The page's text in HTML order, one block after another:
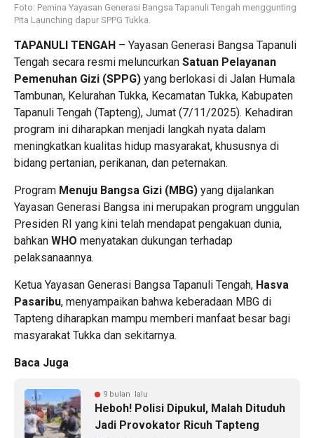
Foto: Pemina Yayasan Generasi Bangsa Tapanuli Tengah menggunting
Pita Launching dapur SPPG Tukka.
TAPANULI TENGAH – Yayasan Generasi Bangsa Tapanuli
Tengah secara resmi meluncurkan Satuan Pelayanan
Pemenuhan Gizi (SPPG) yang berlokasi di Jalan Humala
Tambunan, Kelurahan Tukka, Kecamatan Tukka, Kabupaten
Tapanuli Tengah (Tapteng), Jumat (7/11/2025). Kehadiran
program ini diharapkan menjadi langkah nyata dalam
meningkatkan kualitas hidup masyarakat, khususnya di
bidang pertanian, perikanan, dan peternakan.
Program Menuju Bangsa Gizi (MBG) yang dijalankan
Yayasan Generasi Bangsa ini merupakan program unggulan
Presiden RI yang kini telah mendapat pengakuan dunia,
bahkan WHO menyatakan dukungan terhadap
pelaksanaannya.
Ketua Yayasan Generasi Bangsa Tapanuli Tengah, Hasva
Pasaribu, menyampaikan bahwa keberadaan MBG di
Tapteng diharapkan mampu memberi manfaat besar bagi
masyarakat Tukka dan sekitarnya.
Baca Juga
9 bulan lalu
Heboh! Polisi Dipukul, Malah Dituduh
Jadi Provokator Ricuh Tapteng